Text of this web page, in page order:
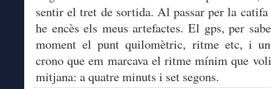
sentir el tret de sortida. Al passar per la
he encès els meus artefactes. El gps, per
moment el punt quilomètric, ritme etc, i
crono que em marcava el ritme mínim que
mitjana: a quatre minuts i set segons.